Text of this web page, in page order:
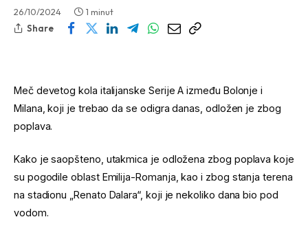
26/10/2024
1 minut
Share
Meč devetog kola italijanske Serije A između Bolonje i
Milana, koji je trebao da se odigra danas, odložen je zbog
poplava.
Kako je saopšteno, utakmica je odložena zbog poplava koje
su pogodile oblast Emilija-Romanja, kao i zbog stanja terena
na stadionu „Renato Dalara“, koji je nekoliko dana bio pod
vodom.